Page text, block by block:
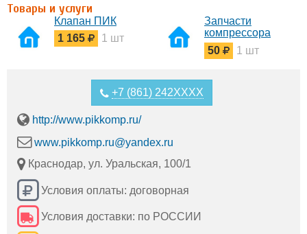
Товары и услуги
Клапан ПИК
1 165
1 шт
Запчасти
компрессора
2ВМ2.5
50 1 шт
+7 (861) 242XXXX
http://www.pikkomp.ru/
www.pikkomp.ru@yandex.ru
Краснодар, ул. Уральская, 100/1
Условия оплаты: договорная
Условия доставки: по РОССИИ